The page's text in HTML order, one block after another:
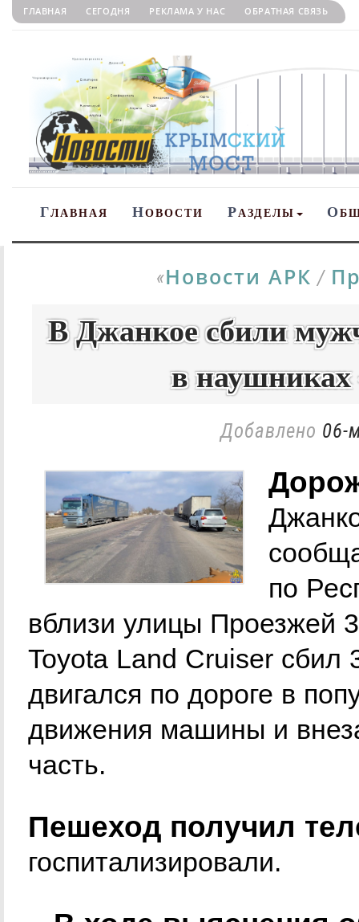
ГЛАВНАЯ СЕГОДНЯ РЕКЛАМА У НАС ОБРАТНАЯ СВЯЗЬ
ГЛАВНАЯ НОВОСТИ РАЗДЕЛЫ О
«Новости АРК /
В Джанкое сбили
в
Добавлено 06-
по
вблизи улицы Проезжей
Toyota Land Cruiser сбил
двигался по дороге в
движения машины и
часть.
Пешеход получил
госпитализировали.